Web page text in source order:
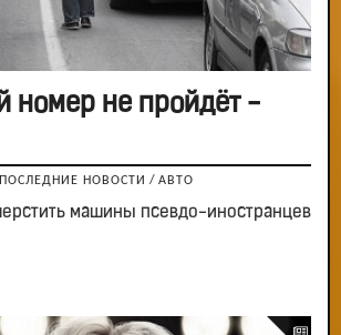
номер не пройдёт -
ПОСЛЕДНИЕ НОВОСТИ / АВТО
машины псевдо-иностранцев